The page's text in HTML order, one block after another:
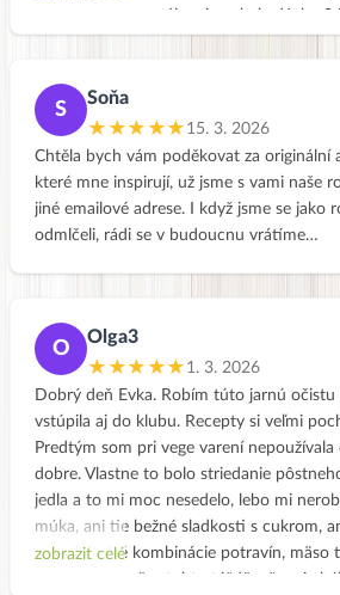
ještě k masu vrátím, pracuji více na sobě,
jsem běhat a přešla jen do chůze. Měla
prostě to moje tělo teď nějak nebere.
kávu, a to mi taky velmi prospívá :-) takže
dál. Hodně štěstí i Vám holky!!!!
S
Soňa
★★★★★ 15. 3. 2026
Chtěla bych vám poděkovat za originální
které mne inspirují, už jsme s vami naše
jiné emailové adrese. I když jsme se jako
odmlčeli, rádi se v budoucnu vrátíme…
O
Olga3
★★★★★ 1. 3. 2026
Dobrý deň Evka. Robím túto jarnú
vstúpila aj do klubu. Recepty si veľmi
Predtým som pri vege varení
dobre. Vlastne to bolo striedanie
jedla a to mi moc nesedelo, lebo mi
múka, ani tie bežné sladkosti s cukrom,
nestráviteľné kombinácie potravín, mäso
zobrazit celé